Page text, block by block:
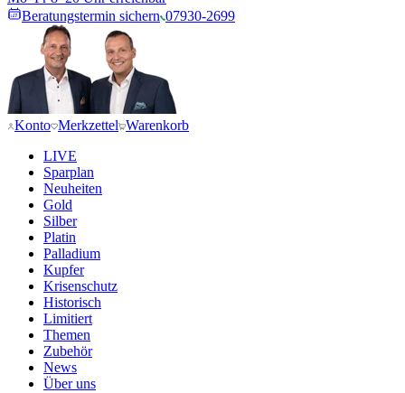
Beratungstermin sichern 07930-2699
Konto Merkzettel Warenkorb
LIVE
Sparplan
Neuheiten
Gold
Silber
Platin
Palladium
Kupfer
Krisenschutz
Historisch
Limitiert
Themen
Zubehör
News
Über uns